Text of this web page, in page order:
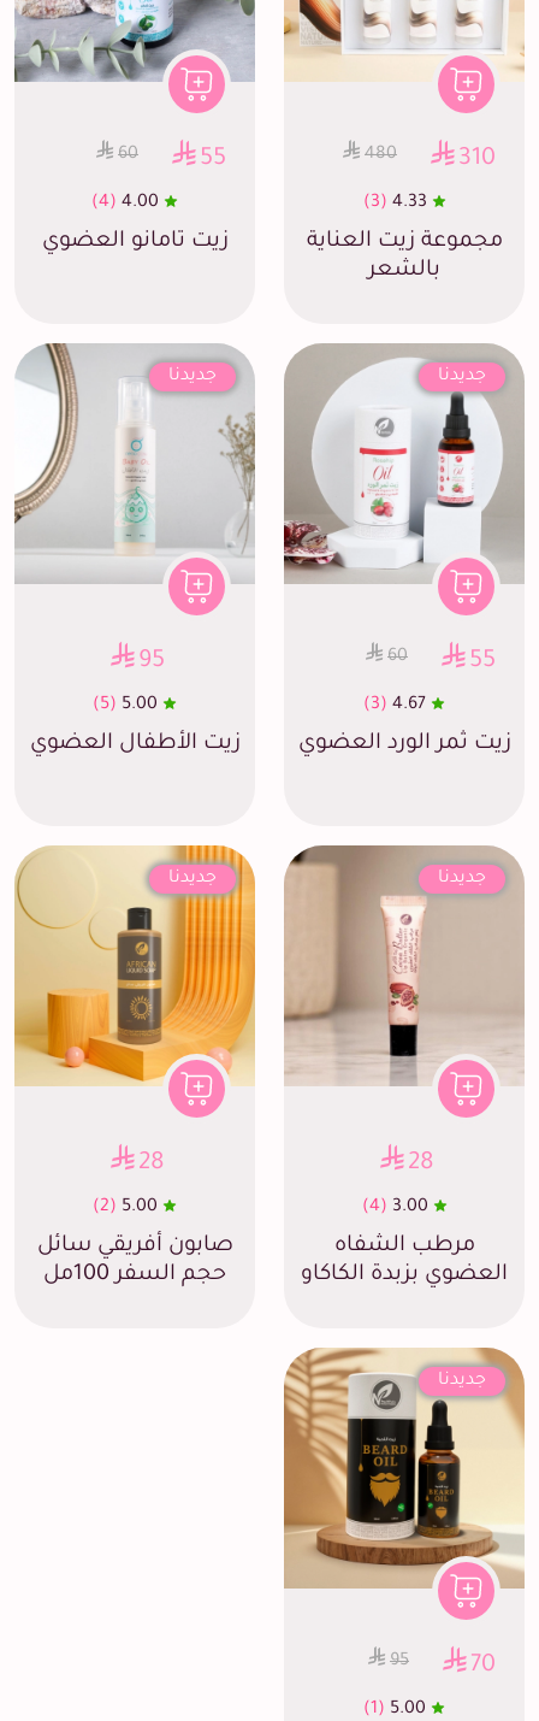
310
480
4.33
(3)
مجموعة زيت العناية
بالشعر
55
60
4.00
(4)
زيت تامانو العضوي
جديدنا
55
60
4.67
(3)
زيت ثمر الورد العضوي
جديدنا
95
5.00
(5)
زيت الأطفال العضوي
جديدنا
28
3.00
(4)
مرطب الشفاه
العضوي بزبدة الكاكاو
جديدنا
28
5.00
(2)
صابون أفريقي سائل
حجم السفر 100مل
جديدنا
70
95
5.00
(1)